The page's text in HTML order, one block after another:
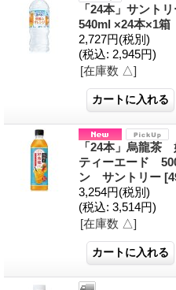
「24本」サント
540ml ×24本×1
2,727円(税別)
(税込: 2,945円)
[在庫数 △]
「24本」烏龍
ティーエード
ン サントリー
3,254円(税別)
(税込: 3,514円)
[在庫数 △]